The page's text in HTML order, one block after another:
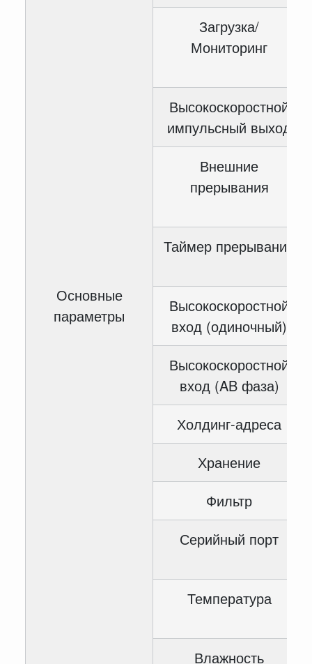
Основные
параметры
Загрузка/
Мониторинг
Высокоскоростной
импульсный выход
Внешние
прерывания
Таймер прерывания
Высокоскоростной
вход (одиночный)
Высокоскоростной
вход (AB фаза)
Холдинг-адреса
Хранение
Фильтр
Серийный порт
Температура
Влажность